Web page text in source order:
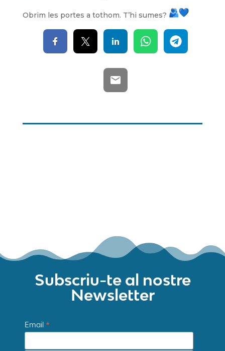
Obrim les portes a tothom. T’hi sumes?
Subscriu-te al nostre
Newsletter
Email *